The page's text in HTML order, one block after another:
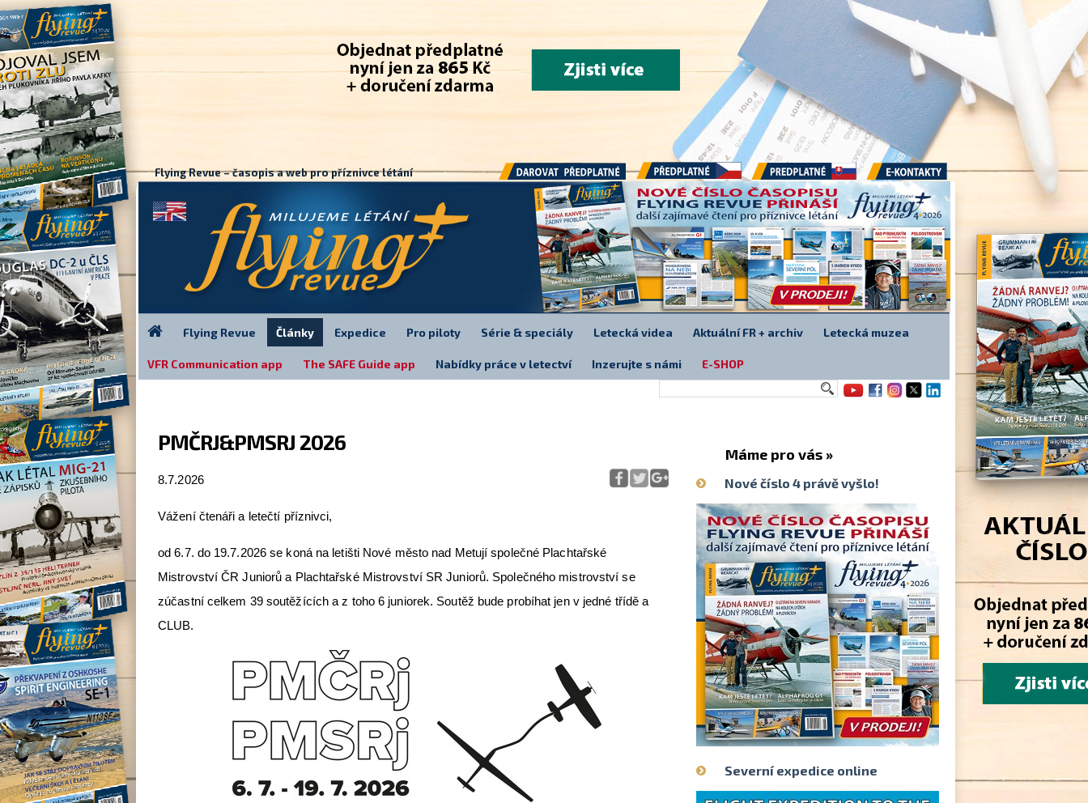
PMČRJ&PMSRJ 2026
8.7.2026
Vážení čtenáři a letečtí příznivci,
od 6.7. do 19.7.2026 se koná na letišti Nové město nad Metují společné Plachtařské
Mistrovství ČR Juniorů a Plachtařské Mistrovství SR Juniorů. Společného mistrovství se
zúčastní celkem 39 soutěžících a z toho 6 juniorek. Soutěž bude probíhat jen v jedné třídě a
CLUB.
Máme pro vás »
Nové číslo 4 právě vyšlo!
Severní expedice online
Flying Revue – časopis a web pro příznivce létání
Darovat předplatné Předplatné Předplatné E-kontakty
Flying Revue Články Expedice Pro piloty Série & speciály Letecká videa Aktuální FR + archiv Letecká muzea
VFR Communication app The SAFE Guide app Nabídky práce v letectví Inzerujte s námi E-SHOP